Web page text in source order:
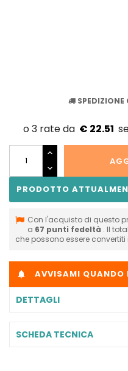
SPEDIZIONE
€ 22.51
PRODOTTO
Con l'acquisto di questo
a 67 punti fedeltà . Il
che possono essere
 AVVISAMI QUANDO
DETTAGLI
SCHEDA TECNICA